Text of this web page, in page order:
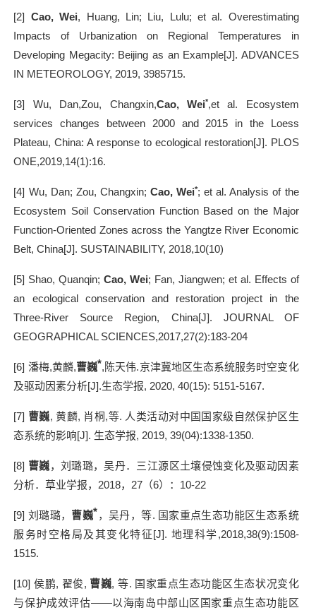
[2] Cao, Wei, Huang, Lin; Liu, Lulu; et al. Overestimating
Impacts of Urbanization on Regional Temperatures in
Developing Megacity: Beijing as an Example[J]. ADVANCES
IN METEOROLOGY, 2019, 3985715.
[3] Wu, Dan,Zou, Changxin,Cao, Wei*,et al. Ecosystem
services changes between 2000 and 2015 in the Loess
Plateau, China: A response to ecological restoration[J]. PLOS
ONE,2019,14(1):16.
[4] Wu, Dan; Zou, Changxin; Cao, Wei*; et al. Analysis of the
Ecosystem Soil Conservation Function Based on the Major
Function-Oriented Zones across the Yangtze River Economic
Belt, China[J]. SUSTAINABILITY, 2018,10(10)
[5] Shao, Quanqin;Cao, Wei; Fan, Jiangwen; et al. Effects of
an ecological conservation and restoration project in the
Three-River Source Region, China[J]. JOURNAL OF
GEOGRAPHICAL SCIENCES,2017,27(2):183-204
[6] 潘梅,黄麟,曹巍*,陈天伟.京津冀地区生态系统服务时空变化
及驱动因素分析[J].生态学报, 2020, 40(15): 5151-5167.
[7] 曹巍,黄麟, 肖桐,等. 人类活动对中国国家级自然保护区生
态系统的影响[J]. 生态学报, 2019, 39(04):1338-1350.
[8] 曹巍，刘璐璐，吴丹．三江源区土壤侵蚀变化及驱动因素
分析．草业学报，2018，27 （6）： 10-22
[9] 刘璐璐， 曹巍*，吴丹，等. 国家重点生态功能区生态系统
服务时空格局及其变化特征 [J]. 地理科学,2018,38(9):1508-
1515.
[10]侯鹏, 翟俊, 曹巍, 等. 国家重点生态功能区生态状况变化
与保护成效评估——以海南岛中部山区国家重点生态功能区